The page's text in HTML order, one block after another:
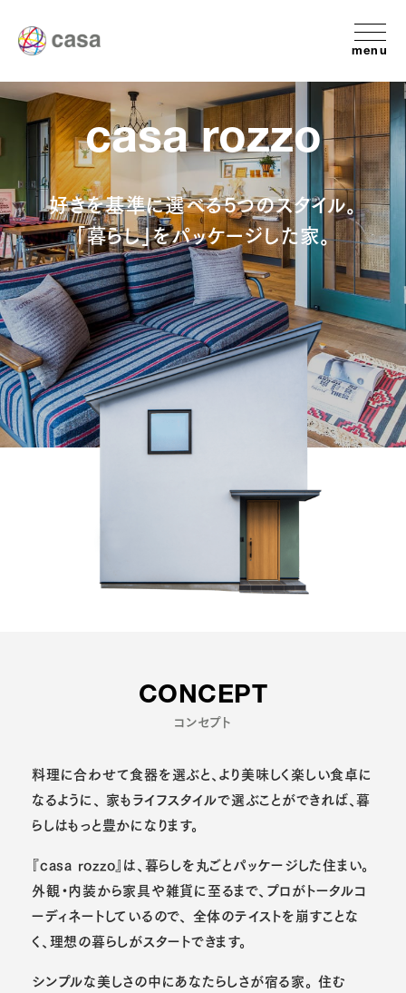
menu
casa rozzo
好きを基準に選べる5つのスタイル。
「暮らし」をパッケージした家。
CONCEPT
コンセプト
料理に合わせて食器を選ぶと、より美味しく楽しい食卓に
なるように、 家もライフスタイルで選ぶことができれば、暮
らしはもっと豊かになります。
『casa rozzo』は、暮らしを丸ごとパッケージした住まい。
外観・内装から家具や雑貨に至るまで、プロがトータルコ
ーディネートしているので、 全体のテイストを崩すことな
く、理想の暮らしがスタートできます。
シンプルな美しさの中にあなたらしさが宿る家。 住む